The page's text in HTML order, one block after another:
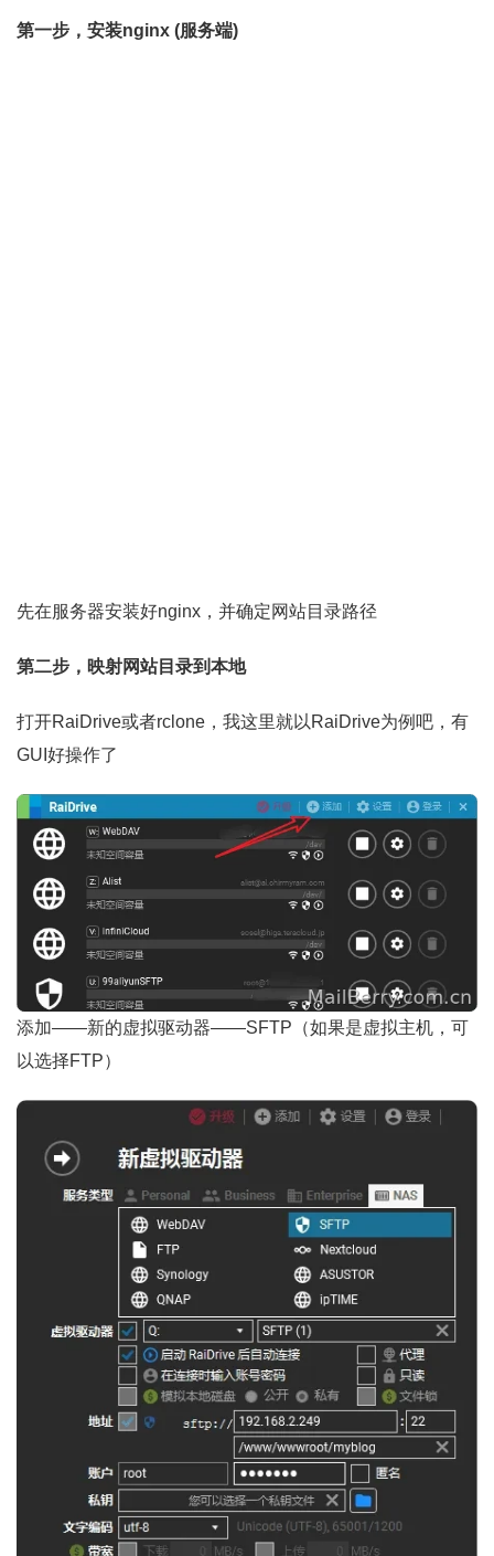
第一步，安装nginx (服务端)
先在服务器安装好nginx，并确定网站目录路径
第二步，映射网站目录到本地
打开RaiDrive或者rclone，我这里就以RaiDrive为例吧，有
GUI好操作了
添加——新的虚拟驱动器——SFTP（如果是虚拟主机，可
以选择FTP）